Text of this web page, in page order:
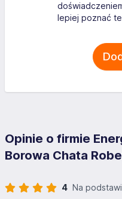
lepiej poznać
Opinie o firmie
Borowa Chata
4 Na